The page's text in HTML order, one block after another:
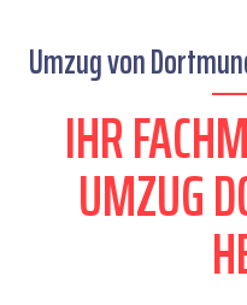
Umzug von
IHR
UMZUG